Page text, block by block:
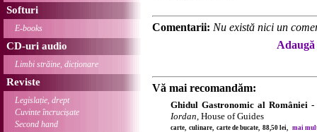
Softuri
E-books
CD-uri audio
Limbi străine, dicționare
Reviste
Legislație, drept
Cuvinte încrucișate
Second hand
Comentarii: Nu există nici un
Vă mai recomandăm:
Ghidul Gastronomic al României
Iordan, House of Guides
carte, culinare, carte de bucate, 88,50 lei, mai